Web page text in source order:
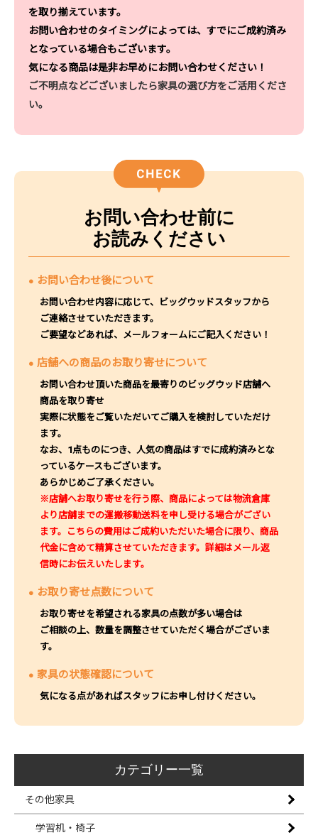
カテゴリー一覧
その他家具
学習机・椅子
を取り揃えています。
お問い合わせのタイミングによっては、すでにご成約済み
となっている場合もございます。
気になる商品は是非お早めにお問い合わせください！
ご不明点などございましたら家具の選び方をご活用くださ
い。
お問い合わせ前に
お読みください
お問い合わせ後について
お問い合わせ内容に応じて、ビッグウッドスタッフから
ご連絡させていただきます。
ご要望などあれば、メールフォームにご記入ください！
店舗への商品のお取り寄せについて
お問い合わせ頂いた商品を最寄りのビッグウッド店舗へ
商品を取り寄せ
実際に状態をご覧いただいてご購入を検討していただけ
ます。
なお、1点ものにつき、人気の商品はすでに成約済みとな
っているケースもございます。
あらかじめご了承ください。
※店舗へお取り寄せを行う際、商品によっては物流倉庫
より店舗までの運搬移動送料を申し受ける場合がござい
ます。こちらの費用はご成約いただいた場合に限り、商品
代金に含めて精算させていただきます。詳細はメール返
信時にお伝えいたします。
お取り寄せ点数について
お取り寄せを希望される家具の点数が多い場合は
ご相談の上、数量を調整させていただく場合がございま
す。
家具の状態確認について
気になる点があればスタッフにお申し付けください。